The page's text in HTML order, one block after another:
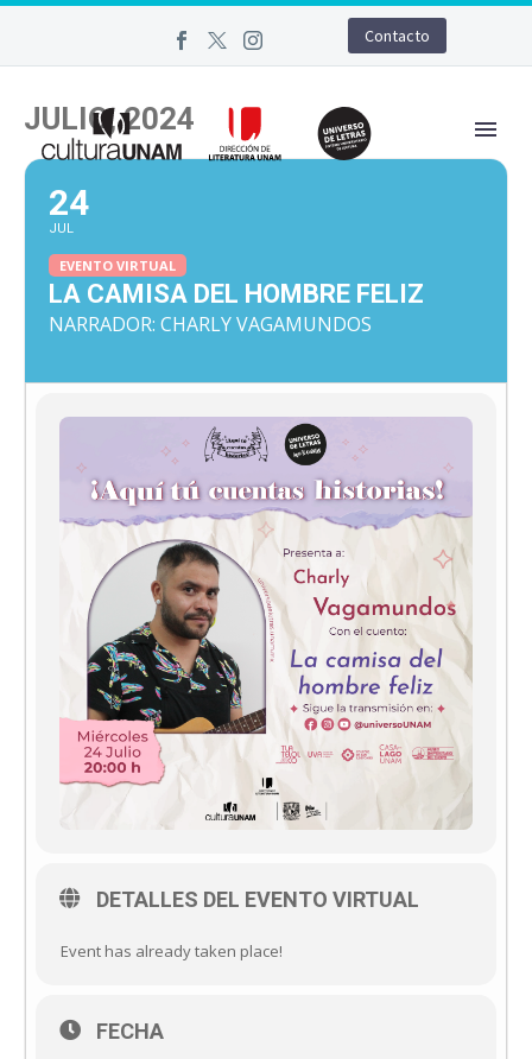
Contacto
JULIO, 2024
24
JUL
EVENTO VIRTUAL
LA CAMISA DEL HOMBRE FELIZ
NARRADOR: CHARLY VAGAMUNDOS
DETALLES DEL EVENTO VIRTUAL
Event has already taken place!
FECHA